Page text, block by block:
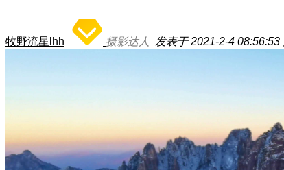
牧野流星lhh 摄影达人 发表于 2021-2-4 08:56:53